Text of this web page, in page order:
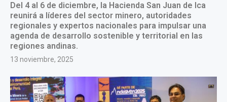
Del 4 al 6 de diciembre, la Hacienda San Juan de Ica
reunirá a líderes del sector minero, autoridades
regionales y expertos nacionales para impulsar una
agenda de desarrollo sostenible y territorial en las
regiones andinas.
13 noviembre, 2025